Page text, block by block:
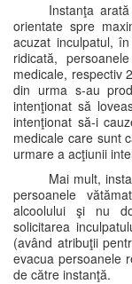
Instanţa
orientate spre
acuzat inculpatul,
ridicată,
medicale, respectiv
din urma s-au
intenţionat să
intenţionat să-i
medicale care sunt
urmare a acţiunii
Mai mult,
persoanele
alcoolului şi nu
solicitarea
(având atribuţii
evacua persoanele
de către instanţă.